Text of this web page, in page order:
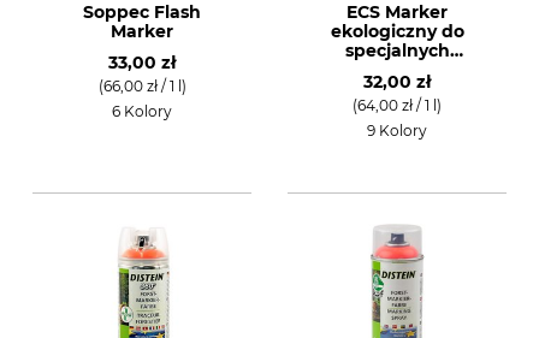
Soppec Flash
Marker
33,00 zł
(66,00 zł / 1 l)
6 Kolory
ECS Marker
ekologiczny do
specjalnych
oznaczeń ECS farba
w sprayu
32,00 zł
(64,00 zł / 1 l)
9 Kolory